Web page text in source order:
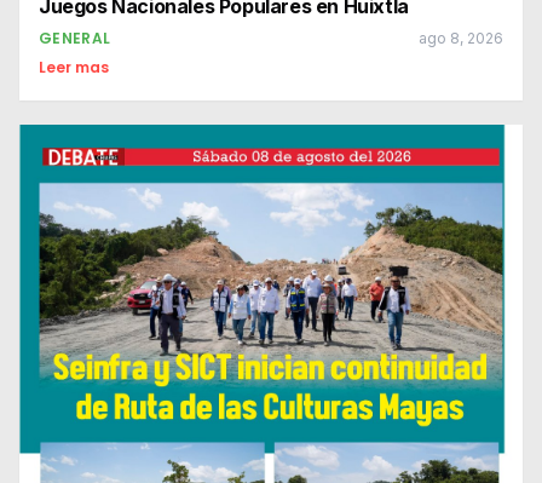
Juegos Nacionales Populares en Huixtla
GENERAL ago 8, 2026
Leer mas